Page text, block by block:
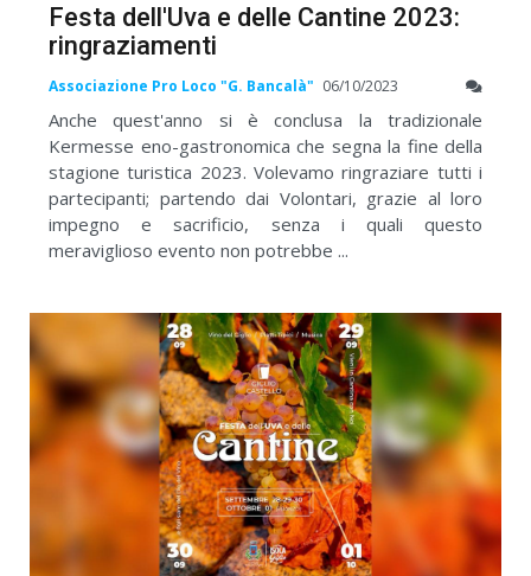
Festa dell'Uva e delle Cantine 2023:
ringraziamenti
Associazione Pro Loco "G. Bancalà" 06/10/2023
Anche quest'anno si è conclusa la tradizionale
Kermesse eno-gastronomica che segna la fine della
stagione turistica 2023. Volevamo ringraziare tutti i
partecipanti; partendo dai Volontari, grazie al loro
impegno e sacrificio, senza i quali questo
meraviglioso evento non potrebbe ...